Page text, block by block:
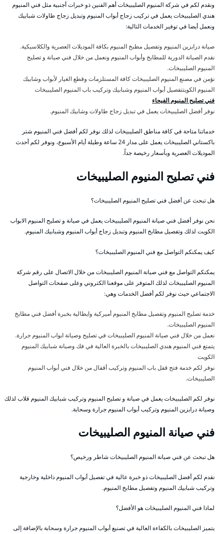
ونقدم لكم في شركة المنيوم الصليبيخات أهم الفنين ذو خبرات أجنبية مثل فني المنيوم
هندي الصليبيخات يعمل في تركيب زجاج أبواب المنيوم وتبديل زجاج طاولات شبابيك
ونعمل أيضا في توفير الخدمات التالية:
صيانة درابزين المنيوم وتفصيل مطبخ المنيوم بكافة الموديلات العصرية والكلاسيكية.
نقدم الصيانة الدورية للمطابخ وأبواب المنيوم ونعمل من خلال فني صيانة و تصليح
المنيوم الصليبيخات.
نؤمن في مصنع المنيوم الصليبيخات كافة المستلزمات وقطع الغيار لأبواب وشابيك
المنيوم الكويتتفصيل أبواب المنيوم وشبابيك وتركيب باب المنيوم الصليبيخات
فني تصليح المنيوم الفيحاء
نوفر أفضل الصليبيخات يعمل في تبديل زجاج طاولات وشابيك المنيوم.
خدماتنا متاحة في كافة مناطق الصليبيخات لذلك نوفر لكم أفضل فني المنيوم شتر
باكستاني الصليبيخات يعمل على مدار 24 ساعة وطيلة أيام الأسبوع، ونوفر لكم أحدث
الموديلات العصرية وبأسعار رخيصة جداً.
فني تصليح المنيوم الصليبيخات
هل تبحث عن أفضل فني تصليح المنيوم الصليبيخات؟
نحن نوفر أفضل فني صيانة المنيوم الصليبيخات يعمل في صيانة و تصليح المنيوم الابواب
الكويت لذلك وتفصيل مطابخ المنيوم وتبديل زجاج أبواب المنيوم وشبابيك المنيوم.
كيف يمكنكم التواصل مع فني المنيوم الصليبيخات؟
يمكنكم التواصل مع فني صيانة المنيوم الصليبيخات من خلال الاتصال على رقم شركة
المنيوم الصليبيخات لذلك المتوفر على موقعنا الكتروني وعلى صفحات التواصل
الاجتماعي حيث نوفر لكم أفضل الخدمات وهي:
خدمة تصليح المنيوم وتفصيل مطابخ المنيوم أميركية وايطالية بخبرة أفضل فني مطابخ
المنيوم الصليبيخات.
نعمل من خلال فني صيانة المنيوم الصليبيخات في تصليح وصيانة ابواب المنيوم جرارة.
يتمتع فني المنيوم هندي الصليبيخات بالخبرة العالية في فك وصيانة شبابيك المنيوم
الكويت
نوفر لكم خدمة فتح قفل باب المنيوم وتركيب أقفال من خلال فني أبواب المنيوم
الصليبيخات.
نوفر لكم الصليبيخات يعمل في صيانة و تصليح المنيوم وتركيب شبابيك المنيوم قلاب لذلك
وصيانة درابزين المنيوم وتركيب أبواب المنيوم جرارة وسحابة.
فني صيانة المنيوم الصليبيخات
هل تبحث عن فني صيانة المنيوم الصليبيخات شاطر ورخيص؟
نقدم لكم أفضل الصليبيخات ذو خبرة عالية في تفصيل أبواب المنيوم داخلية وخارجية
وتركيب شبابيك المنيوم وتفصيل مطابخ المنيوم.
لماذا فني المنيوم الصليبيخات هو الأفضل؟
يتميز الصليبيخات بالكفاءة العالية في تصنيع أبواب المنيوم جرارة وسحابة بالإضافة إلى